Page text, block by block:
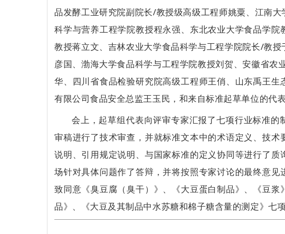
品发酵工业研究院副院长/教授级高级工程师姚粟、江南
科学与营养工程学院教授程永强、东北农业大学食品学
教授蒋立文、吉林农业大学食品科学与工程学院院长/教
彦国、渤海大学食品科学与工程学院教授刘贺、安徽省
华、四川省食品检验研究院高级工程师王俏、山东禹王
有限公司食品安全总监王玉民，和来自标准起草单位的代
会上，起草组代表向评审专家汇报了七项行业标准
审稿进行了技术审查，并就标准文本中的术语定义、技
说明、引用规定说明、与国家标准的定义协同等进行了
场针对具体问题作了答辩，并将按照专家讨论的最终意
致同意《臭豆腐（臭干）》、《大豆蛋白制品》、《豆
品》、《大豆及其制品中水苏糖和棉子糖含量的测定》七